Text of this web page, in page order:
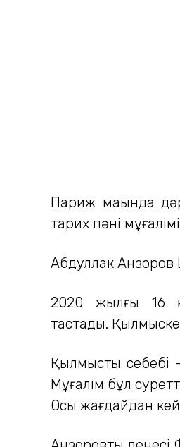
Париж маңында
тарих пәні
Абдуллак
2020 жылғы 16
тастады.
Қылмыстың
Мұғалім бұл
Осы жағдайдан